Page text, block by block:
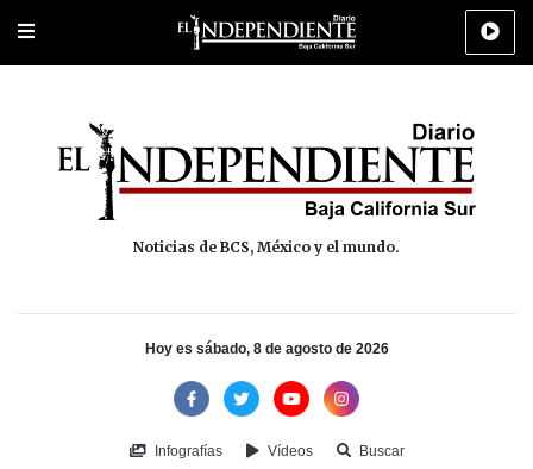
Portada Los Cabos Policiaca Deportes Cultura
Noticias de BCS, México y el mundo.
Hoy es sábado, 8 de agosto de 2026
Infografías Vídeos Buscar